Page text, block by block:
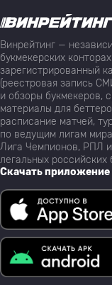
Винрейтинг —
букмекерских
зарегистрированный
(реестровая запись
и обзоры букмекеров,
материалы для
расписание матчей,
по ведущим лигам
Лига Чемпионов, РПЛ и
легальных российских
Скачать приложение